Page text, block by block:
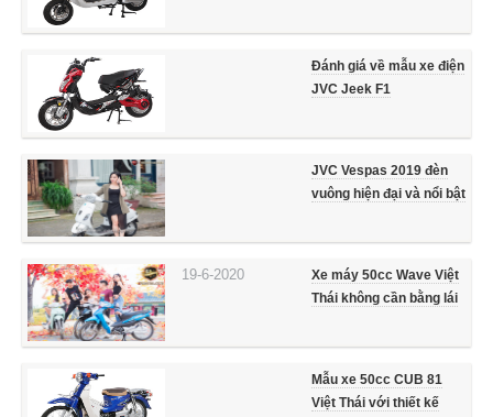
Đánh giá về mẫu xe điện
JVC Jeek F1
JVC Vespas 2019 đèn
vuông hiện đại và nổi bật
Xe máy 50cc Wave Việt
Thái không cần bằng lái
19-6-2020
Mẫu xe 50cc CUB 81
Việt Thái với thiết kế